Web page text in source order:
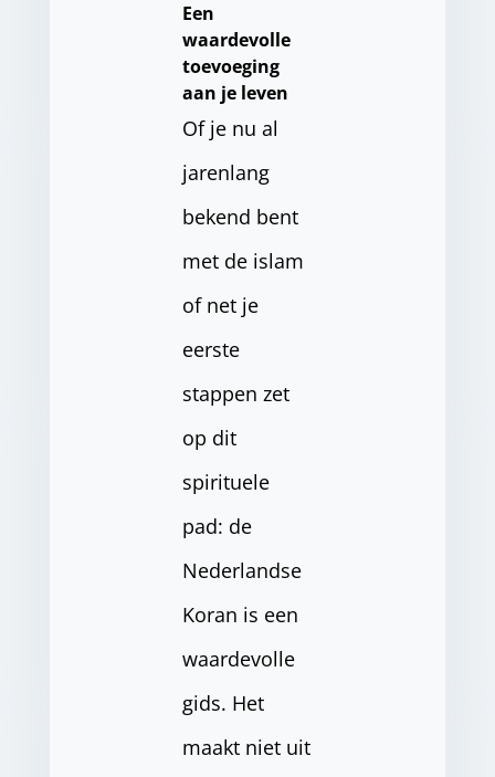
Een
waardevolle
toevoeging
aan je leven
Of je nu al
jarenlang
bekend bent
met de islam
of net je
eerste
stappen zet
op dit
spirituele
pad: de
Nederlandse
Koran is een
waardevolle
gids. Het
maakt niet uit